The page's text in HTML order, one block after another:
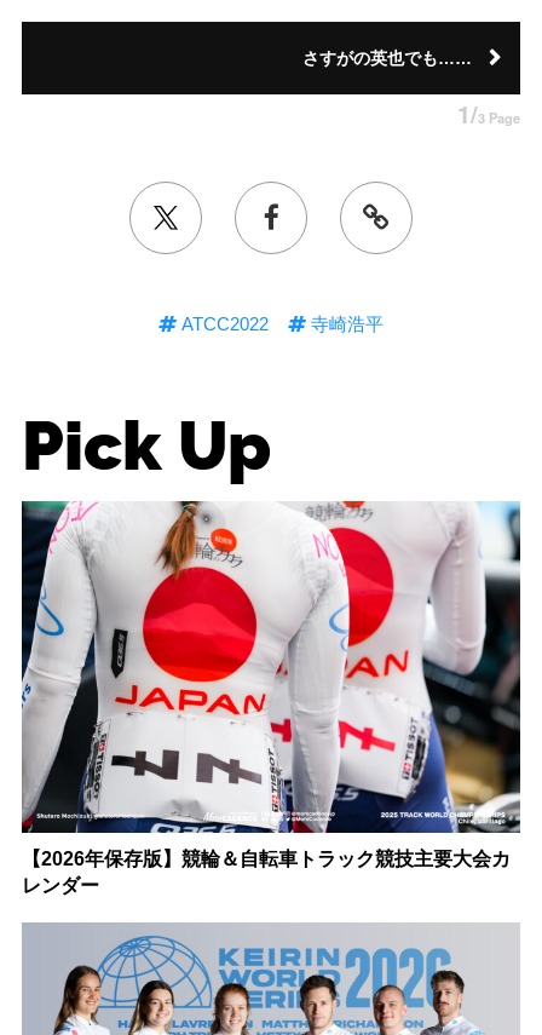
さすがの英也でも……
1/3 Page
ATCC2022 寺崎浩平
Pick Up
【2026年保存版】競輪＆自転車トラック競技主要大会カ
レンダー